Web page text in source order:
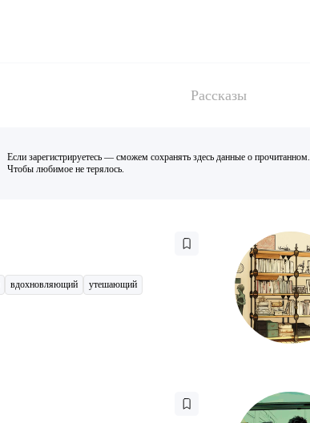
Рассказы
Если зарегистрируетесь — сможем сохранять здесь данные о прочитанном.
Чтобы любимое не терялось.
вдохновляющий утешающий